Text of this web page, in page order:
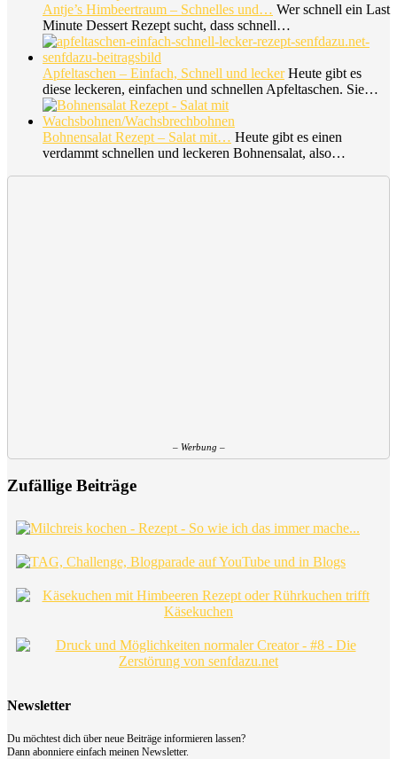
Antje’s Himbeertraum – Schnelles und… Wer schnell ein Last
Minute Dessert Rezept sucht, dass schnell…
Apfeltaschen – Einfach, Schnell und leckerHeute gibt es
diese leckeren, einfachen und schnellen Apfeltaschen. Sie…
Bohnensalat Rezept – Salat mit… Heute gibt es einen
verdammt schnellen und leckeren Bohnensalat, also…
– Werbung –
Zufällige Beiträge
Newsletter
Du möchtest dich über neue Beiträge informieren lassen?
Dann abonniere einfach meinen Newsletter.